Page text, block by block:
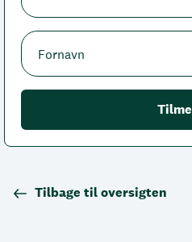
Tilbage til oversigten